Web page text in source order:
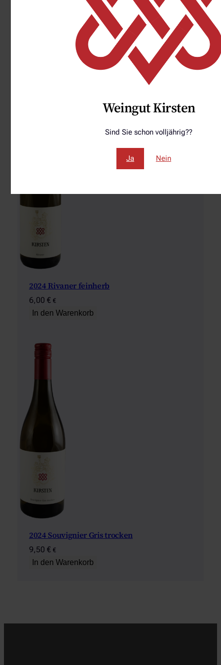
Weingut Kirsten
Sind Sie schon volljährig??
Ja Nein
2024 Riesling trocken
In den Warenkorb
2024 Rivaner feinherb
6,00 € €
In den Warenkorb
2024 Souvignier Gris trocken
9,50 € €
In den Warenkorb